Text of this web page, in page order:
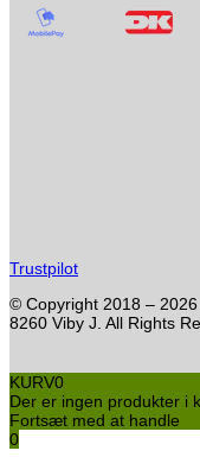
Trustpilot
© Copyright 2018 –
8260 Viby J. All Rights
KURV0
Der er ingen produkter i
Fortsæt med at handle
0